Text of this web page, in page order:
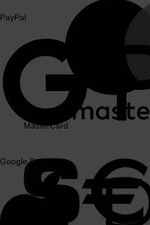
MasterCard
PayPal
Google Pay